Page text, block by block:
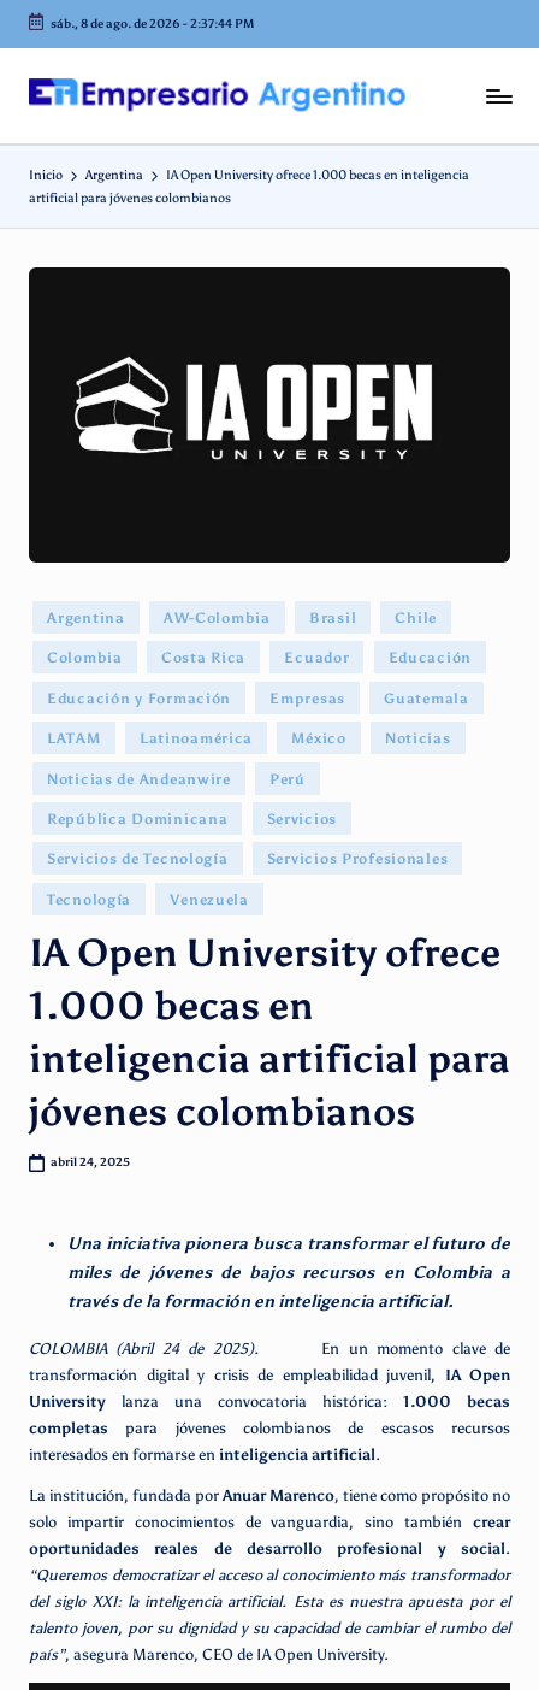
Saltar
contenido
sáb., 8 de ago. de 2026 -2:37:45 PM
E
m
p
r
e
g
e
n
ti
n
o
en
Argentina
Inicio Argentina
IA Open University ofrece 1.000 becas en inteligencia
artificial para jóvenes colombianos
Publicado
en
Argentina AW-Colombia Brasil Chile
Colombia Costa Rica Ecuador Educación
Educación y Formación Empresas Guatemala
LATAM Latinoamérica México Noticias
Noticias de Andeanwire Perú
República Dominicana Servicios
Servicios de Tecnología Servicios Profesionales
Tecnología Venezuela
IA Open University ofrece
1.000 becas en
inteligencia artificial para
jóvenes colombianos
abril 24, 2025
Una iniciativa pionera busca transformar el futuro de
miles de jóvenes de bajos recursos en Colombia a
través de la formación en inteligencia artificial.
COLOMBIA (Abril 24 de 2025). En un momento clave de
transformación digital y crisis de empleabilidad juvenil, IA Open
University lanza una convocatoria histórica: 1.000 becas
completas para jóvenes colombianos de escasos recursos
interesados en formarse en inteligencia artificial.
La institución, fundada porAnuar Marenco, tiene como propósito no
solo impartir conocimientos de vanguardia, sino también crear
oportunidades reales de desarrollo profesional y social.
“Queremos democratizar el acceso al conocimiento más transformador
del siglo XXI: la inteligencia artificial. Esta es nuestra apuesta por el
talento joven, por su dignidad y su capacidad de cambiar el rumbo del
país”, asegura Marenco, CEO de IA Open University.